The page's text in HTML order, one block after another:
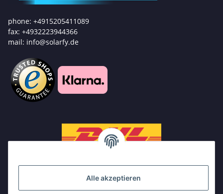
Alle akzeptieren
phone: +4915205411089
fax: +4932223944366
mail: info@solarfy.de